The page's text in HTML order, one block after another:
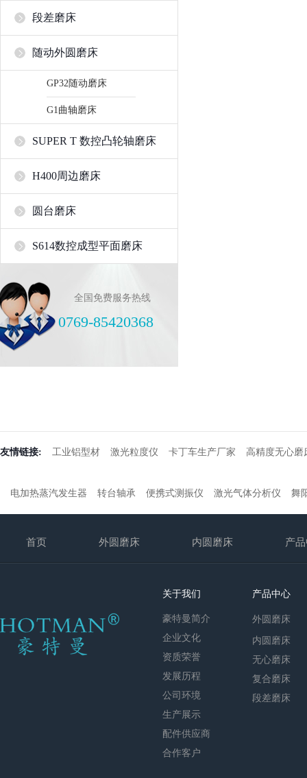
段差磨床
随动外圆磨床
GP32随动磨床
G1曲轴磨床
SUPER T 数控凸轮轴磨床
H400周边磨床
圆台磨床
S614数控成型平面磨床
全国免费服务热线
0769-85420368
友情链接: 工业铝型材 激光粒度仪 卡丁车生产厂家 高精度无心磨
电加热蒸汽发生器 转台轴承 便携式测振仪 激光气体分析仪 舞
首页 外圆磨床 内圆磨床 产
关于我们
豪特曼简介
企业文化
资质荣誉
发展历程
公司环境
生产展示
配件供应商
合作客户
产品中心
外圆磨床
内圆磨床
无心磨床
复合磨床
段差磨床